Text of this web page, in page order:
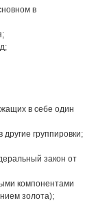
в
в себе один
группировки;
закон от
компонентами
золота);